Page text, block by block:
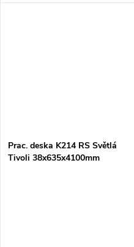
Prac. deska K214 RS Světlá
Tivoli 38x635x4100mm